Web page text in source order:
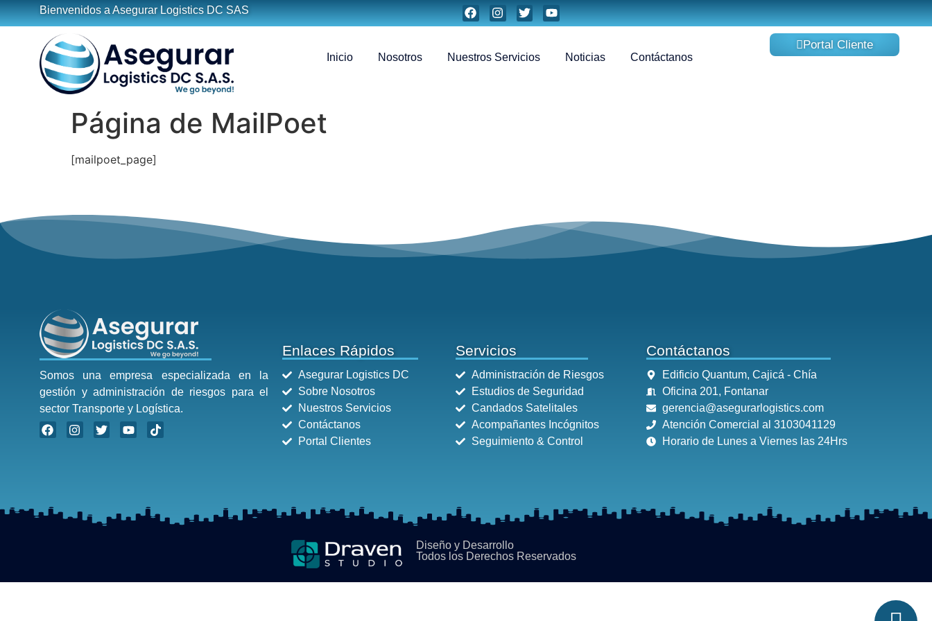
Bienvenidos a Asegurar Logistics DC SAS
Inicio Nosotros Nuestros Servicios Noticias Contáctanos
Portal Cliente
Página de MailPoet
[mailpoet_page]
Somos una empresa especializada en la
gestión y administración de riesgos para el
sector Transporte y Logística.
Enlaces Rápidos
Asegurar Logistics DC
Sobre Nosotros
Nuestros Servicios
Contáctanos
Portal Clientes
Servicios
Administración de Riesgos
Estudios de Seguridad
Candados Satelitales
Acompañantes Incógnitos
Seguimiento & Control
Contáctanos
Edificio Quantum, Cajicá - Chía
Oficina 201, Fontanar
gerencia@asegurarlogistics.com
Atención Comercial al 3103041129
Horario de Lunes a Viernes las 24Hrs
Diseño y Desarrollo
Todos los Derechos Reservados